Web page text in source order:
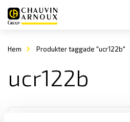
Hem Produkter taggade "ucr122b"
ucr122b